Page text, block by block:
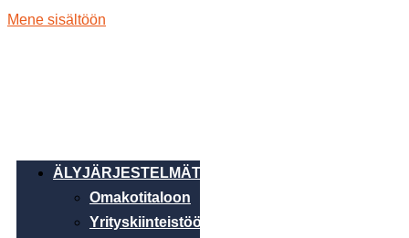
Mene sisältöön
ÄLYJÄRJESTELMÄT
Omakotitaloon
Yrityskiinteistöön